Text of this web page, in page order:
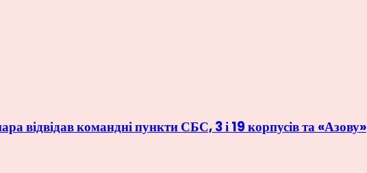
відвідав командні пункти СБС, 3 і 19 корпусів та «Азову»